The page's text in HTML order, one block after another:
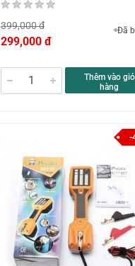
399,000 đ
299,000 đ
Đã
Thêm vào giỏ
hàng
-